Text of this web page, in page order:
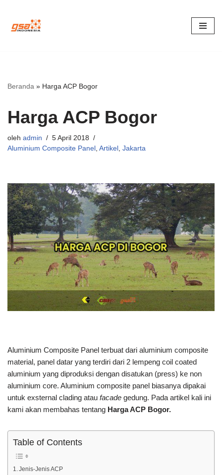
Lompat
Beranda » Harga ACP Bogor
Harga ACP Bogor
oleh admin
5 April 2018
Aluminium Composite Panel , Artikel , Jakarta
Aluminium Composite Panel terbuat dari aluminium composite
material, panel datar yang terdiri dari 2 lempeng coil coated
aluminium yang diproduksi dengan disatukan (press) ke non
aluminium core. Aluminium composite panel biasanya dipakai
untuk exsternal clading atau facade gedung. Pada artikel kali ini
kami akan membahas tentang Harga ACP Bogor.
Table of Contents
Jenis-Jenis ACP